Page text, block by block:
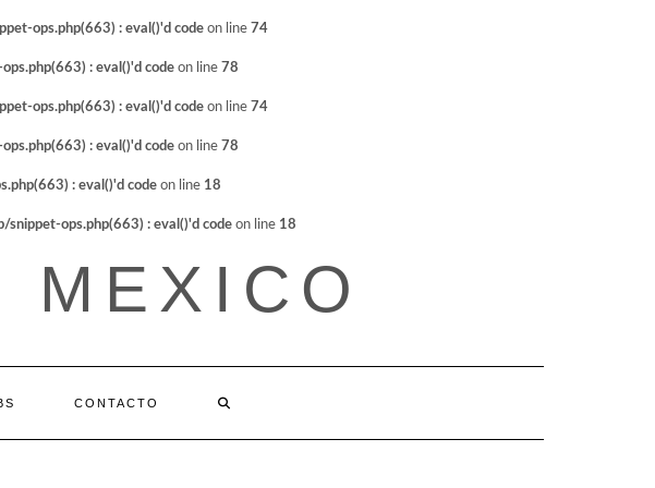
ops.php(663) : eval()'d code on line 74
: eval()'d code on line 78
ops.php(663) : eval()'d code on line 74
: eval()'d code on line 78
: eval()'d code on line 18
ops.php(663) : eval()'d code on line 18
MEXICO
CONTACTO